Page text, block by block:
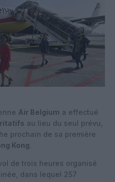
Air Belgium a effectué
au lieu du seul prévu,
prochain de sa première
Kong.
de trois heures organisé
dans lequel 257